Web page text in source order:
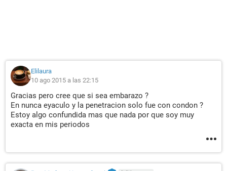
Elilaura
10 ago 2015 a las 22:15
Gracias pero cree que si sea embarazo ?
En nunca eyaculo y la penetracion solo fue con condon ?
Estoy algo confundida mas que nada por que soy muy
exacta en mis periodos